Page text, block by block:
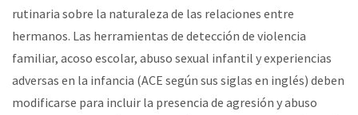
rutinaria sobre la naturaleza de las relaciones entre
hermanos. Las herramientas de detección de violencia
familiar, acoso escolar, abuso sexual infantil y experiencias
adversas en la infancia (ACE según sus siglas en inglés) deben
modificarse para incluir la presencia de agresión y abuso